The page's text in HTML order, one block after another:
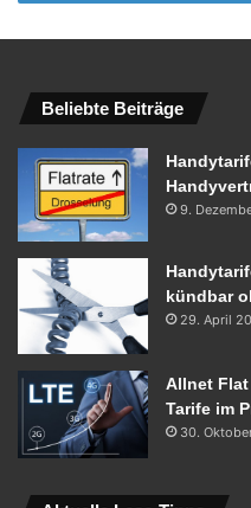
Beliebte Beiträge
9.
kündbar
29. April
Allnet Flat
Tarife im
30.